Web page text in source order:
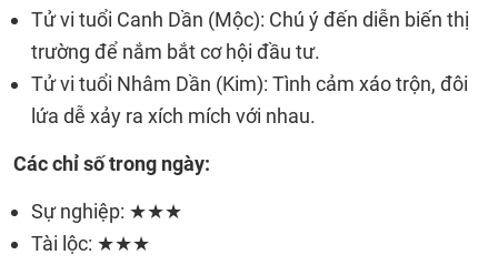
Tử vi tuổi Canh Dần (Mộc): Chú ý đến diễn biến thị
trường để nắm bắt cơ hội đầu tư.
Tử vi tuổi Nhâm Dần (Kim): Tình cảm xáo trộn, đôi
lứa dễ xảy ra xích mích với nhau.
Các chỉ số trong ngày:
Sự nghiệp: ★★★
Tài lộc: ★★★